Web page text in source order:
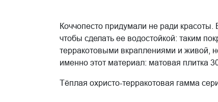
Коччопесто придумали не ради
чтобы сделать ее водостойкой: таким
терракотовыми вкраплениями и живой,
именно этот материал: матовая плитка
Тёплая охристо-терракотовая гамма